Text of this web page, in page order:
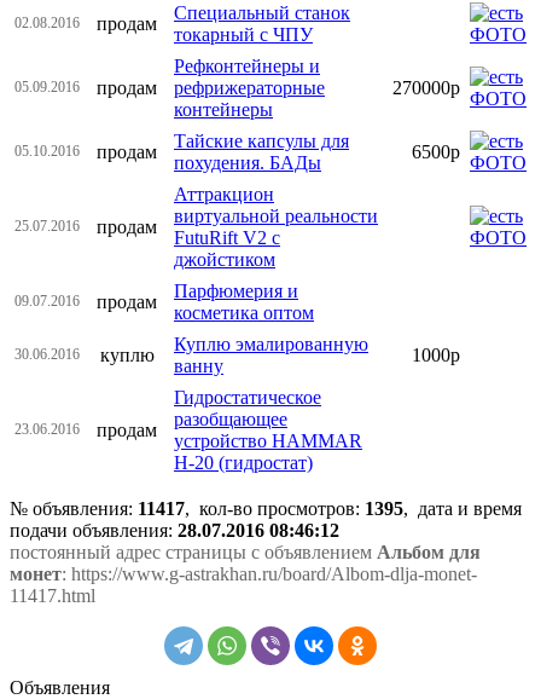
02.08.2016 продам
Специальный станок
токарный с ЧПУ
05.09.2016 продам
Рефконтейнеры и
рефрижераторные
контейнеры
270000р
05.10.2016 продам
Тайские капсулы для
похудения. БАДы
6500р
25.07.2016 продам
Аттракцион
виртуальной реальности
FutuRift V2 с
джойстиком
09.07.2016 продам
Парфюмерия и
косметика оптом
30.06.2016 куплю
Куплю эмалированную
ванну
1000р
23.06.2016 продам
Гидростатическое
разобщающее
устройство HAMMAR
H-20 (гидростат)
№ объявления: 11417, кол-во просмотров: 1395, дата и время
подачи объявления: 28.07.2016 08:46:12
постоянный адрес страницы с объявлением Альбом для
монет: https://www.g-astrakhan.ru/board/Albom-dlja-monet-
11417.html
Объявления